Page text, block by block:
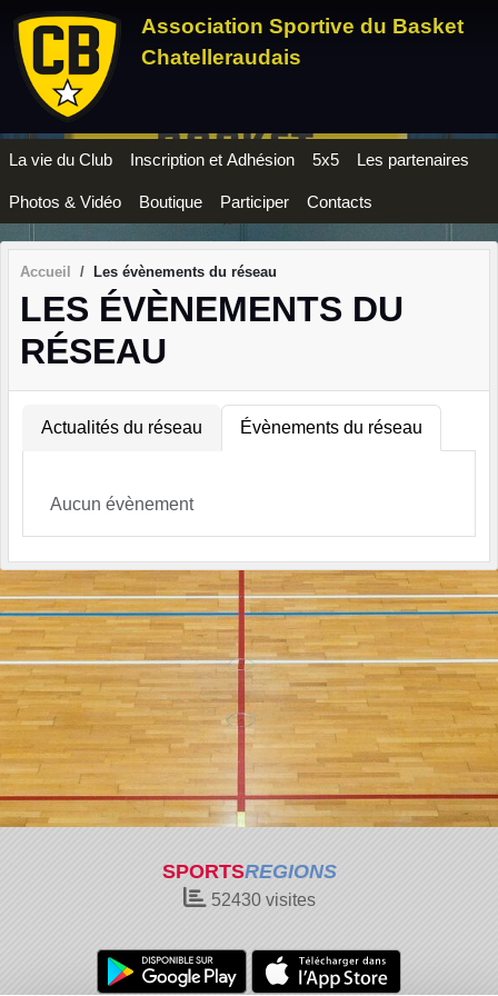
Association Sportive du Basket
Chatelleraudais
La vie du Club Inscription et Adhésion 5x5 Les partenaires
Photos & Vidéo Boutique Participer Contacts
Accueil Les évènements du réseau
LES ÉVÈNEMENTS DU
RÉSEAU
Actualités du réseau Évènements du réseau
Aucun évènement
SPORTSREGIONS
52430visites
Panneau de gestion des cookies